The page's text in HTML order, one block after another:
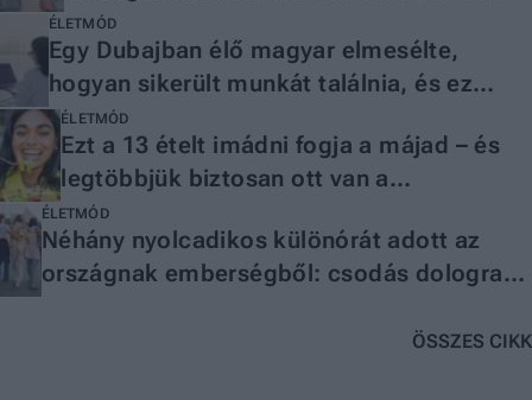
miért
ÉLETMÓD
Egy Dubajban élő magyar elmesélte,
hogyan sikerült munkát találnia, és ez
másoknak is tanulságos lehet
ÉLETMÓD
Ezt a 13 ételt imádni fogja a májad – és
legtöbbjük biztosan ott van a
konyhádban
ÉLETMÓD
Néhány nyolcadikos különórát adott az
országnak emberségből: csodás dologra
ajánlották fel a megmaradt
ÖSSZES CIKK